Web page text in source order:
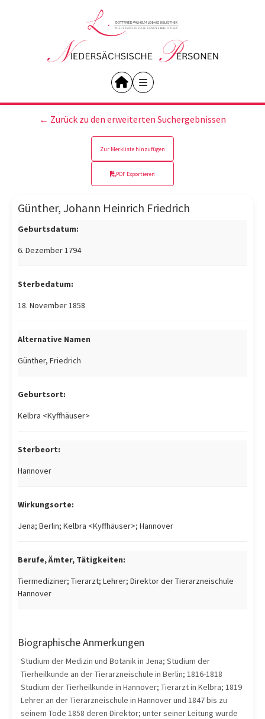
← Zurück zu den erweiterten Suchergebnissen
Zur Merkliste hinzufügen
PDF Exportieren
Günther, Johann Heinrich Friedrich
Geburtsdatum:
6. Dezember 1794
Sterbedatum:
18. November 1858
Alternative Namen
Günther, Friedrich
Geburtsort:
Kelbra <Kyffhäuser>
Sterbeort:
Hannover
Wirkungsorte:
Jena; Berlin; Kelbra <Kyffhäuser>; Hannover
Berufe, Ämter, Tätigkeiten:
Tiermediziner; Tierarzt; Lehrer; Direktor der Tierarzneischule
Hannover
Biographische Anmerkungen
Studium der Medizin und Botanik in Jena; Studium der
Tierheilkunde an der Tierarzneischule in Berlin; 1816-1818
Studium der Tierheilkunde in Hannover; Tierarzt in Kelbra; 1819
Lehrer an der Tierarzneischule in Hannover und 1847 bis zu
seinem Tode 1858 deren Direktor; unter seiner Leitung wurde